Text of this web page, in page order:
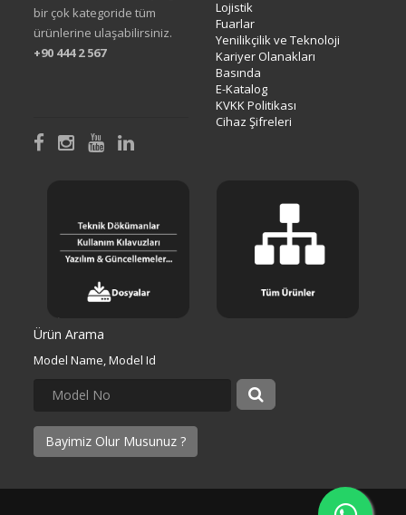
bir çok kategoride tüm
ürünlerine ulaşabilirsiniz.
+90 444 2 567
Lojistik
Fuarlar
Yenilikçilik ve Teknoloji
Kariyer Olanakları
Basında
E-Katalog
KVKK Politikası
Cihaz Şifreleri
Ürün Arama
Model Name, Model Id
Bayimiz Olur Musunuz ?